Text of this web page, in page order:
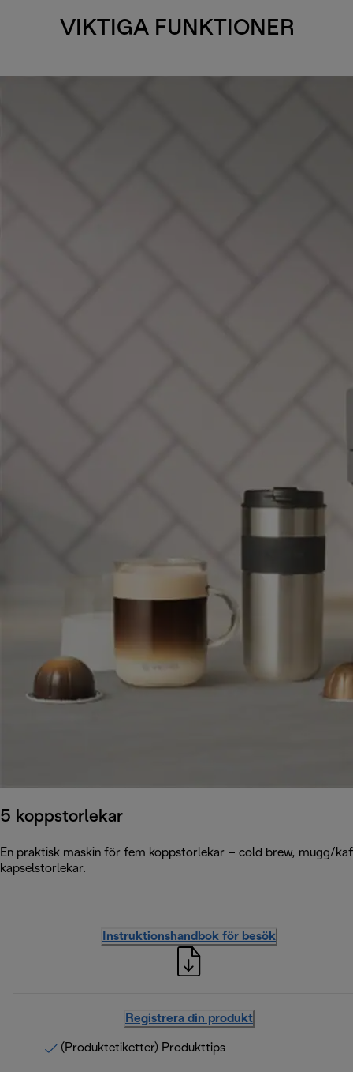
VIKTIGA FUNKTIONER
5 koppstorlekar
En praktisk maskin för fem koppstorlekar – cold brew, mugg/
kapselstorlekar.
Instruktionshandbok för besök
Registrera din produkt
(Produktetiketter) Produkttips